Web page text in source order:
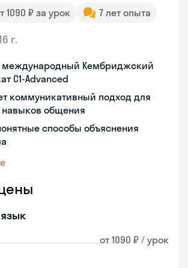
1090 ₽ за урок 7 лет опыта
г.
международный Кембриджский
С1-Advanced
коммуникативный подход для
навыков общения
способы объяснения
от 1090 ₽ / урок